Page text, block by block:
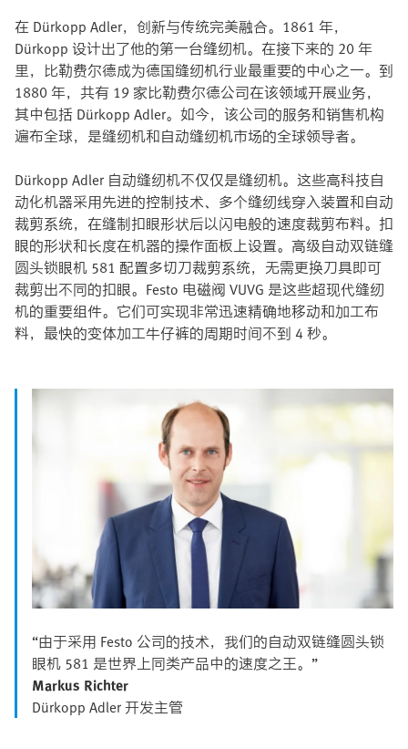
在 Dürkopp Adler，创新与传统完美融合。1861 年，
Dürkopp 设计出了他的第一台缝纫机。在接下来的 20 年
里，比勒费尔德成为德国缝纫机行业最重要的中心之一。到
1880 年，共有 19 家比勒费尔德公司在该领域开展业务，
其中包括 Dürkopp Adler。如今，该公司的服务和销售机构
遍布全球，是缝纫机和自动缝纫机市场的全球领导者。
Dürkopp Adler 自动缝纫机不仅仅是缝纫机。这些高科技自
动化机器采用先进的控制技术、多个缝纫线穿入装置和自动
裁剪系统，在缝制扣眼形状后以闪电般的速度裁剪布料。扣
眼的形状和长度在机器的操作面板上设置。高级自动双链缝
圆头锁眼机 581 配置多切刀裁剪系统，无需更换刀具即可
裁剪出不同的扣眼。Festo 电磁阀 VUVG 是这些超现代缝纫
机的重要组件。它们可实现非常迅速精确地移动和加工布
料，最快的变体加工牛仔裤的周期时间不到 4 秒。
“由于采用 Festo 公司的技术，我们的自动双链缝圆头锁
眼机 581 是世界上同类产品中的速度之王。”
Markus Richter
Dürkopp Adler 开发主管